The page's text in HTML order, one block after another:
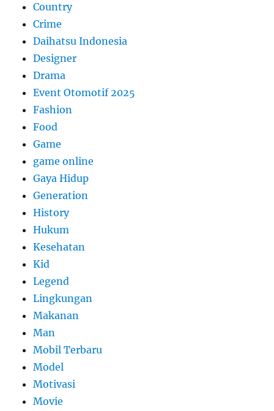
Country
Crime
Daihatsu Indonesia
Designer
Drama
Event Otomotif 2025
Fashion
Food
Game
game online
Gaya Hidup
Generation
History
Hukum
Kesehatan
Kid
Legend
Lingkungan
Makanan
Man
Mobil Terbaru
Model
Motivasi
Movie